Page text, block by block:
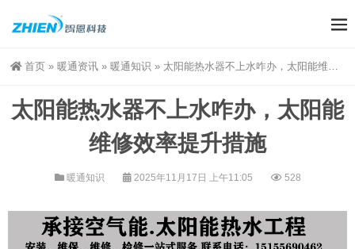
首页 » 暖通资讯 » 暖通知识 » 太阳能热水器不上水咋办，太阳能维修效率提升措施
太阳能热水器不上水咋办，太阳能
维修效率提升措施
暖通知识 2025年11月17日 上午11:05 528